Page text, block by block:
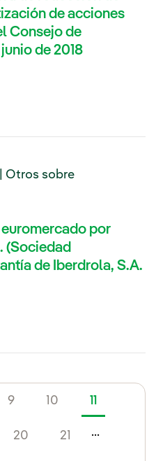
de acciones
Consejo de
de 2018
Otros sobre
por
(Sociedad
de Iberdrola, S.A.
9 10 11
20 21 ...